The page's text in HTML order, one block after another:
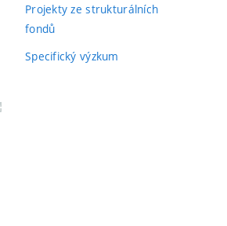
Projekty ze strukturálních
fondů
Specifický výzkum